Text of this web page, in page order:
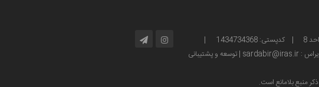
آدرس: تهران – خیابان ولیعصر – بالاتر از پارک ساعی – کوچه امینی، پلاک 2 – واحد 8 | کدپستی: 1434734368 |
توسعه و پشتیبانی
منبع بلامانع است.